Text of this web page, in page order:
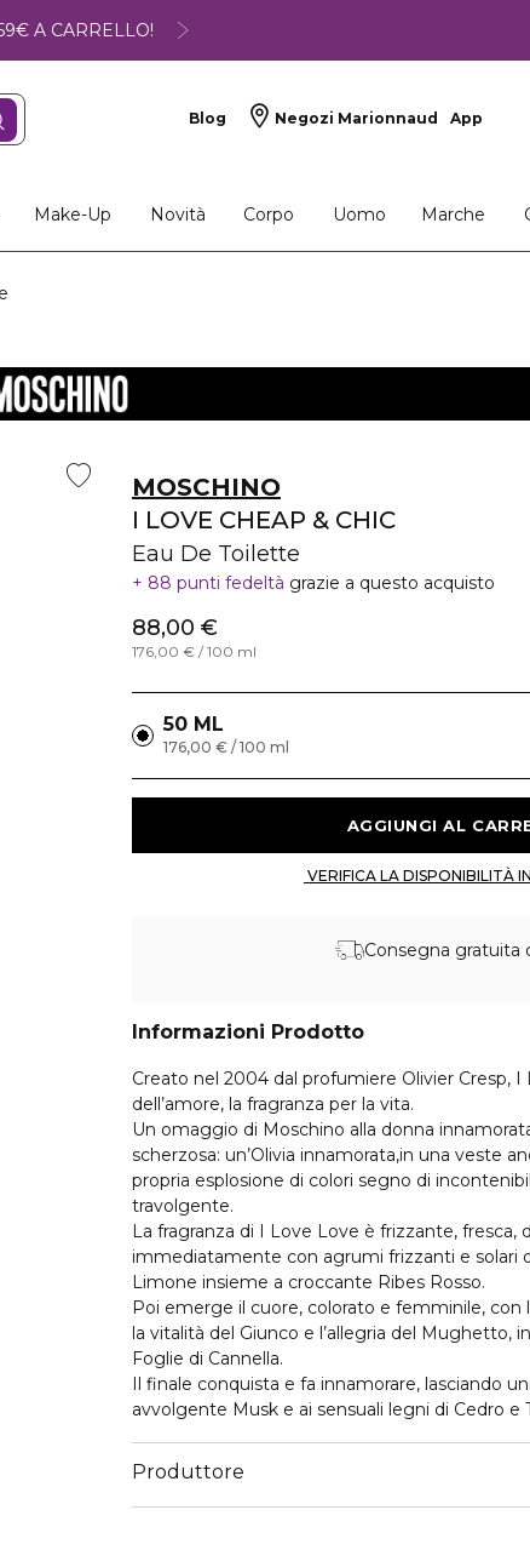
A CARRELLO!
Blog Negozi Marionnaud App
Make-Up Novità Corpo Uomo Marche
MOSCHINO
I LOVE CHEAP & CHIC
Eau De Toilette
88 punti fedeltà grazie a questo acquisto
88,00 €
176,00 € / 100 ml
50 ML
176,00 € / 100 ml
Consegna gratuita
Informazioni Prodotto
Creato nel 2004 dal profumiere Olivier Cresp,
dell’amore, la fragranza per la vita.
Un omaggio di Moschino alla donna
scherzosa: un’Olivia innamorata,in una veste
propria esplosione di colori segno di
travolgente.
La fragranza di I Love Love è frizzante, fresca,
immediatamente con agrumi frizzanti e solari
Limone insieme a croccante Ribes Rosso.
Poi emerge il cuore, colorato e femminile, con
la vitalità del Giunco e l’allegria del Mughetto,
Foglie di Cannella.
Il finale conquista e fa innamorare, lasciando
avvolgente Musk e ai sensuali legni di Cedro e
Produttore